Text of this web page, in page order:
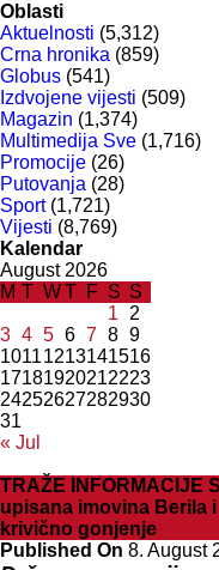
Oblasti
Aktuelnosti (5,312)
Crna hronika (859)
Globus (541)
Izdvojene vijesti (509)
Magazin (1,374)
Multimedija Sve (1,716)
Promocije (26)
Putovanja (28)
Sport(1,721)
Vijesti (8,769)
Kalendar
August 2026
M T WT F S S
« Jul
1
2
3 4 5 6 7 8 9
10111213141516
17181920212223
24252627282930
31
TRAŽE INFORMACIJE
upisana imovina Berila
krivično gonjenje
Published On 8. August